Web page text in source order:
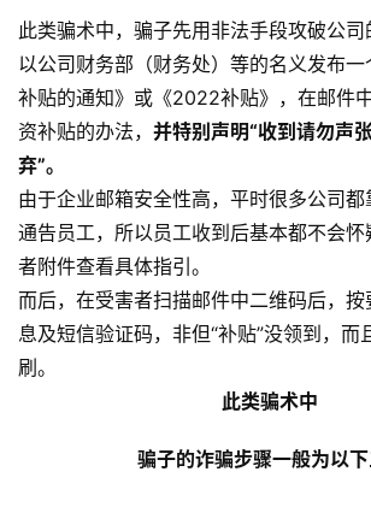
此类骗术中，骗子先用非法手段攻破公
以公司财务部（财务处）等的名义发布
补贴的通知》或《2022补贴》，在邮件
资补贴的办法， 并特别声明“收到请勿声
弃”。
由于企业邮箱安全性高，平时很多公司
通告员工，所以员工收到后基本都不会
者附件查看具体指引。
而后，在受害者扫描邮件中二维码后，
息及短信验证码，非但“补贴”没领到，而
刷。
此类骗术中
骗子的诈骗步骤一般为以